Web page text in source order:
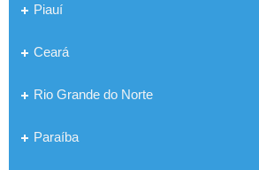
Piauí
Ceará
Rio Grande do Norte
Paraíba